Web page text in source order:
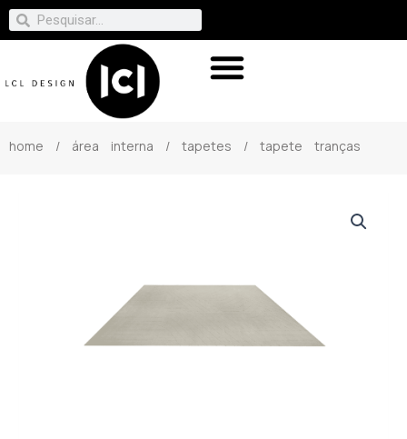
home / área interna / tapetes / tapete tranças